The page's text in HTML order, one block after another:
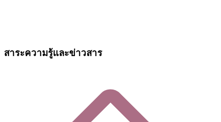
สาระความรู้และข่าวสาร